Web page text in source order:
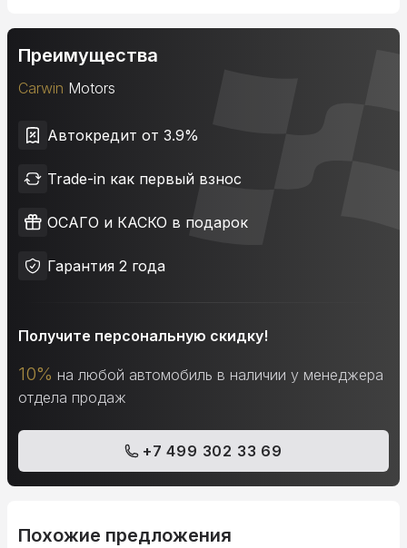
Преимущества
Carwin Motors
Автокредит от 3.9%
Trade-in как первый взнос
ОСАГО и КАСКО в подарок
Гарантия 2 года
Получите персональную скидку!
10% на любой автомобиль в наличии у менеджера
отдела продаж
+7 499 302 33 69
Похожие предложения